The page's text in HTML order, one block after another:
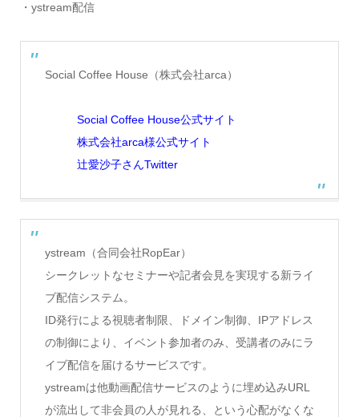
・ystream配信
Social Coffee House（株式会社arca）
Social Coffee House公式サイト
株式会社arca様公式サイト
辻愛沙子さんTwitter
ystream（合同会社RopEar）
シークレットなセミナーや記者会見を実現する新ライ
ブ配信システム。
ID発行による視聴者制限、ドメイン制御、IPアドレス
の制御により、イベント参加者のみ、受講者のみにラ
イブ配信を届けるサービスです。
ystreamは他動画配信サービスのように埋め込みURL
が流出して非会員の人が見れる、という心配がなくな